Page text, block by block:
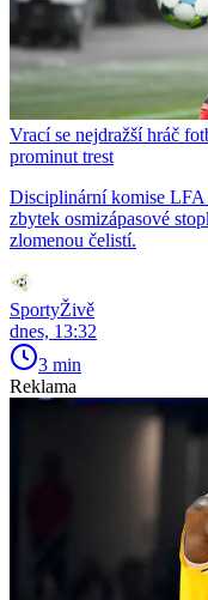
Vrací se nejdražší hráč
prominut trest
Disciplinární komise
zbytek osmizápasové
zlomenou čelistí.
SportyŽivě
dnes, 13:32
3 min
Reklama